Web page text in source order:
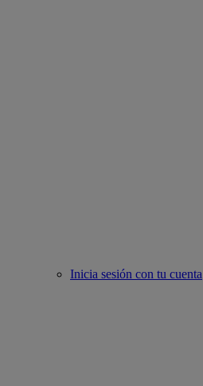
Inicia sesión con tu cuenta